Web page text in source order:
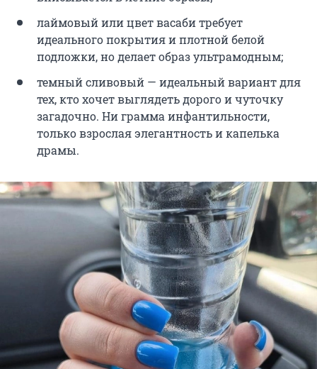
лаймовый или цвет васаби требует
идеального покрытия и плотной белой
подложки, но делает образ ультрамодным;
темный сливовый — идеальный вариант для
тех, кто хочет выглядеть дорого и чуточку
загадочно. Ни грамма инфантильности,
только взрослая элегантность и капелька
драмы.